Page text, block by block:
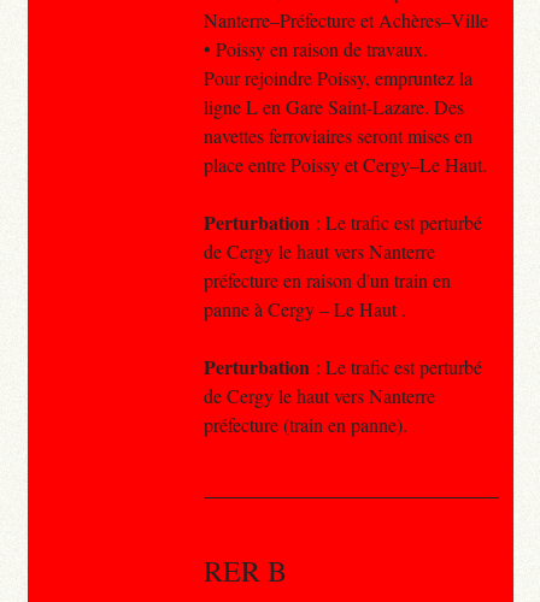
Nanterre–Préfecture et Achères–Ville
• Poissy en raison de travaux.
Pour rejoindre Poissy, empruntez la
ligne L en Gare Saint-Lazare. Des
navettes ferroviaires seront mises en
place entre Poissy et Cergy–Le Haut.
Perturbation : Le trafic est perturbé
de Cergy le haut vers Nanterre
préfecture en raison d'un train en
panne à Cergy – Le Haut .
Perturbation : Le trafic est perturbé
de Cergy le haut vers Nanterre
préfecture (train en panne).
RER B